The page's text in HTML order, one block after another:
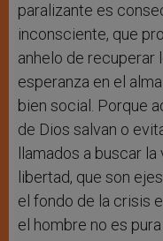
paralizante es
inconsciente, que
anhelo de recuperar
esperanza en el
bien social. Porque
de Dios salvan o
llamados a buscar
libertad, que son
el fondo de la crisis
el hombre no es